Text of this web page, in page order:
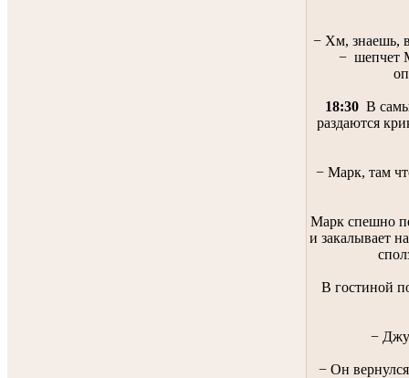
− Хм, знаешь, в
− шепчет
18:30В
раздаются
− Марк, там
Марк спешно
и закалывает
В гостиной
−
− Он